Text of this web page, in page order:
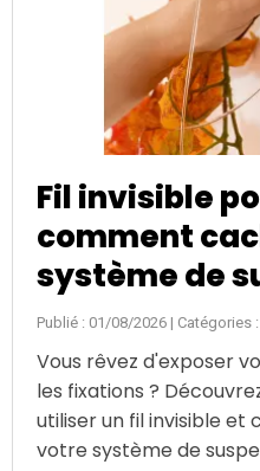
Fil invisible
comment
système de
Publié : 01/08/2026 | Catégories :
Vous rêvez d'exposer
les fixations ?
utiliser un fil invisible
votre système de